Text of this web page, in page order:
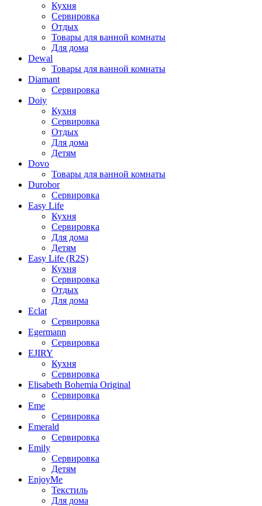
Кухня
Сервировка
Отдых
Товары для ванной комнаты
Для дома
Dewal
Товары для ванной комнаты
Diamant
Сервировка
Doiy
Кухня
Сервировка
Отдых
Для дома
Детям
Dovo
Товары для ванной комнаты
Durobor
Сервировка
Easy Life
Кухня
Сервировка
Для дома
Детям
Easy Life (R2S)
Кухня
Сервировка
Отдых
Для дома
Eclat
Сервировка
Egermann
Сервировка
EJIRY
Кухня
Сервировка
Elisabeth Bohemia Original
Сервировка
Eme
Сервировка
Emerald
Сервировка
Emily
Сервировка
Детям
EnjoyMe
Текстиль
Для дома